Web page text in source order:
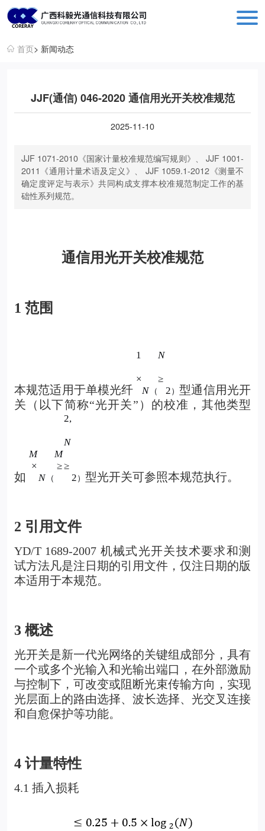
科毅光通信 - 光开关器件与设备生产销售厂商
首页> 新闻动态
JJF(通信) 046-2020 通信用光开关校准规范
2025-11-10
JJF 1071-2010《国家计量校准规范编写规则》、 JJF 1001-
2011《通用计量术语及定义》、 JJF 1059.1-2012《测量不
确定度评定与表示》共同构成支撑本校准规范制定工作的基
础性系列规范。
通信用光开关校准规范
1 范围
本规范适用于单模光纤
1×N
1
×
N
（
N≥2
N
≥
2）型通信用光开
关（以下简称“光开关”）的校准，其他类型
如
M
×
N
（
M≥2,N≥2
M
≥
2,
N
≥
2） 型光开关可参照本规范执行。
2 引用文件
YD/T 1689-2007 机械式光开关技术要求和测
试方法凡是注日期的引用文件，仅注日期的版
本适用于本规范。
3 概述
光开关是新一代光网络的关键组成部分，具有
一个或多个光输入和光输出端口，在外部激励
与控制下，可改变或阻断光束传输方向，实现
光层面上的路由选择、波长选择、光交叉连接
和自愈保护等功能。
4 计量特性
4.1 插入损耗